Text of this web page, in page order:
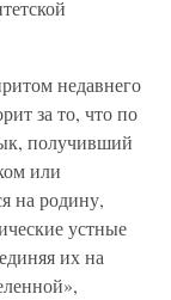
недавнего
за то, что по
получивший
или
на родину,
устные
их на